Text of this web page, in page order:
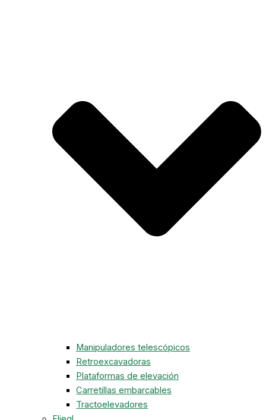
Manipuladores telescópicos
Retroexcavadoras
Plataformas de elevación
Carretillas embarcables
Tractoelevadores